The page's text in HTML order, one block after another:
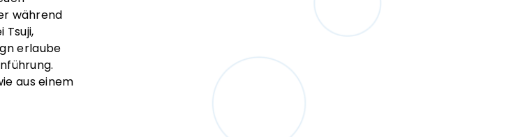
während
erlaube
aus einem